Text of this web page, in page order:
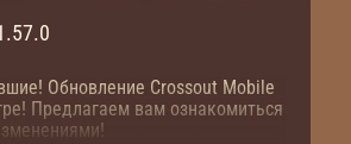
Обновление Crossout Mobile
Предлагаем вам ознакомиться